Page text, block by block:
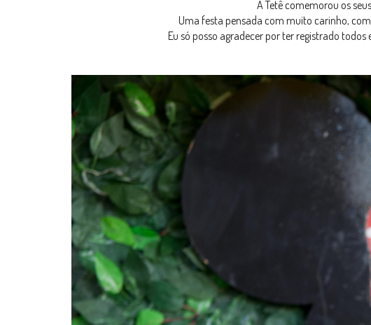
A Tetê comemorou os
Uma festa pensada com muito carinho,
Eu só posso agradecer por ter registrado